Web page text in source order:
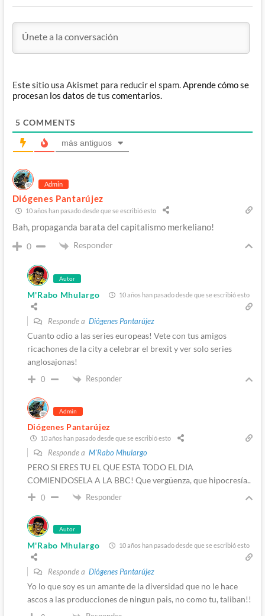
Este sitio usa Akismet para reducir el spam.Aprende cómo se
procesan los datos de tus comentarios.
5 COMMENTS
más antiguos
Admin
Diógenes Pantarújez
10 años han pasado desde que se escribió esto
Bah, propaganda barata del capitalismo merkeliano!
0 Responder
Autor
M'Rabo Mhulargo 10 años han pasado desde que se escribió esto
Responde a Diógenes Pantarújez
Cuanto odio a las series europeas! Vete con tus amigos
ricachones de la city a celebrar el brexit y ver solo series
anglosajonas!
0 Responder
Admin
Diógenes Pantarújez
10 años han pasado desde que se escribió esto
Responde a M'Rabo Mhulargo
PERO SI ERES TU EL QUE ESTA TODO EL DIA
COMIENDOSELA A LA BBC! Que vergüenza, que hipocresía..
0 Responder
Autor
M'Rabo Mhulargo 10 años han pasado desde que se escribió esto
Responde a Diógenes Pantarújez
Yo lo que soy es un amante de la diversidad que no le hace
ascos a las producciones de ningun pais, no como tu, taliban!!